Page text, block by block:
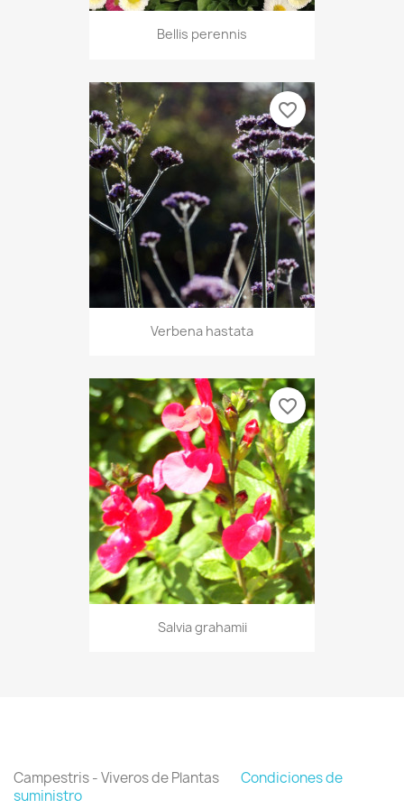
Bellis perennis
Verbena hastata
favorite_border
Salvia grahamii
favorite_border
Campestris - Viveros de Plantas Condiciones de
suministro